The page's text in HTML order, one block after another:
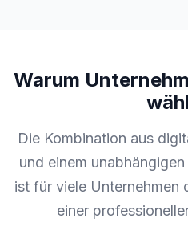
Warum
Die Kombination aus
und einem
ist für viele Unternehmen
einer